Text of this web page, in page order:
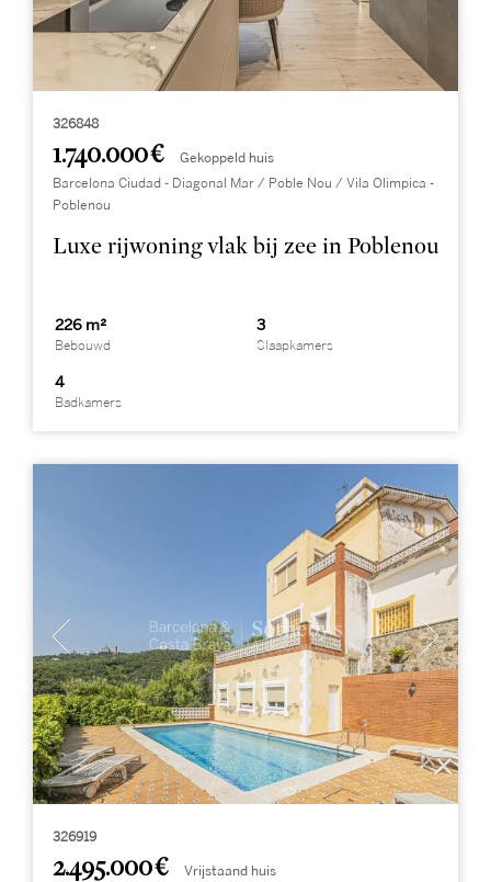
326848
1.740.000 € Gekoppeld huis
Barcelona Ciudad - Diagonal Mar / Poble Nou / Vila Olimpica -
Poblenou
Luxe rijwoning vlak bij zee in Poblenou
226 m²
Bebouwd
3
Slaapkamers
4
Badkamers
326919
2.495.000 € Vrijstaand huis